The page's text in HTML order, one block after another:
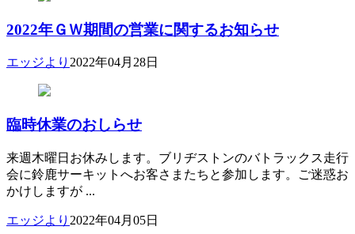
2022年ＧＷ期間の営業に関するお知らせ
エッジより 2022年04月28日
臨時休業のおしらせ
来週木曜日お休みします。ブリヂストンのバトラックス走行
会に鈴鹿サーキットへお客さまたちと参加します。ご迷惑お
かけしますが ...
エッジより 2022年04月05日